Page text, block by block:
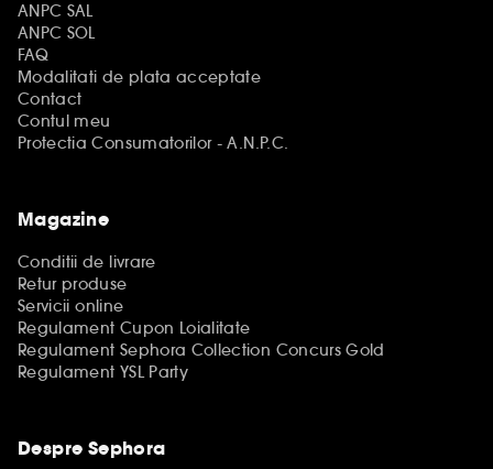
ANPC SAL
ANPC SOL
FAQ
Modalitati de plata acceptate
Contact
Contul meu
Protectia Consumatorilor - A.N.P.C.
Magazine
Conditii de livrare
Retur produse
Servicii online
Regulament Cupon Loialitate
Regulament Sephora Collection Concurs Gold
Regulament YSL Party
Despre Sephora